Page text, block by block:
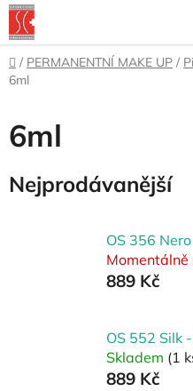
Přejít
na
obsah
Domů
/ PERMANENTNÍ MAKE UP /
6ml
6ml
Nejprodávanější
OS 356 Nero
Momentálně
889 Kč
OS 552 Silk
Skladem (1
889 Kč